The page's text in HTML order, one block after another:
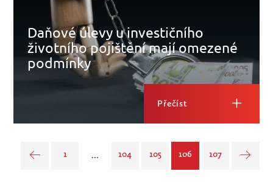
Daňové úlevy u investičního
životního pojištění mají omezené
podmínky
Přečíst
1 ... 104 105 106 107